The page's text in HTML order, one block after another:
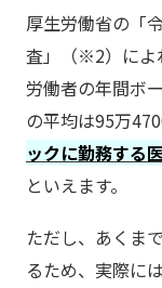
厚生労働省の「
査」（※2）によ
労働者の年間ボ
の平均は95万
ックに勤務する
といえます。
ただし、あくま
るため、実際に